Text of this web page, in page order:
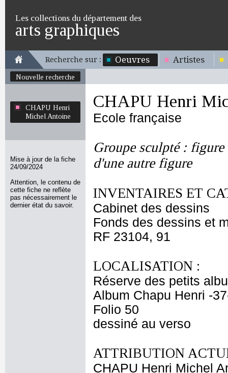
Les collections du département des
arts graphiques
Recherche sur : Oeuvres Artistes
Nouvelle recherche
CHAPU Henri
Michel Antoine
Mise à jour de la fiche
24/09/2024
Attention, le contenu de
cette fiche ne reflète
pas nécessairement le
dernier état du savoir.
CHAPU Henri
Ecole française
Groupe sculpté :
d'une autre figure
INVENTAIRES ET
Cabinet des dessins
Fonds des dessins et
RF 23104, 91
LOCALISATION :
Réserve des petits
Album Chapu Henri -
Folio 50
dessiné au verso
ATTRIBUTION
CHAPU Henri Michel